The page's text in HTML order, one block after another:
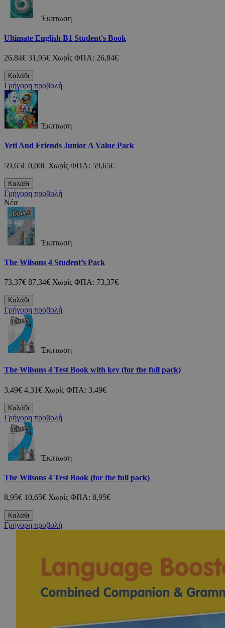
Έκπτωση
Ultimate English B1 Student's Book
26,84€ 31,95€ Χωρίς ΦΠΑ: 26,84€
Καλάθι
Γρήγορη προβολή
Έκπτωση
Yeti And Friends Junior A Value Pack
59,65€ 0,00€ Χωρίς ΦΠΑ: 59,65€
Καλάθι
Γρήγορη προβολή
Νέα
Έκπτωση
The Wilsons 4 Student’s Pack
73,37€ 87,34€ Χωρίς ΦΠΑ: 73,37€
Καλάθι
Γρήγορη προβολή
Έκπτωση
The Wilsons 4 Test Book with key (for the full pack)
3,49€ 4,31€ Χωρίς ΦΠΑ: 3,49€
Καλάθι
Γρήγορη προβολή
Έκπτωση
The Wilsons 4 Test Book (for the full pack)
8,95€ 10,65€ Χωρίς ΦΠΑ: 8,95€
Καλάθι
Γρήγορη προβολή